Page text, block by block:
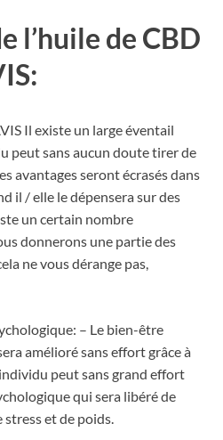
l’huile de CBD
Il existe un large éventail
peut sans aucun doute tirer de
avantages seront écrasés dans
il / elle le dépensera sur des
un certain nombre
donnerons une partie des
ne vous dérange pas,
– Le bien-être
amélioré sans effort grâce à
peut sans grand effort
qui sera libéré de
et de poids.